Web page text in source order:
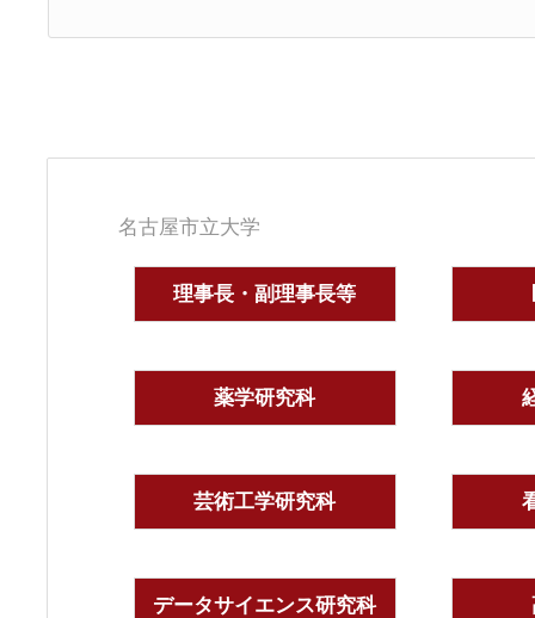
名古屋市立大学
理事長・副理事長等
薬学研究科
芸術工学研究科
データサイエンス研究科